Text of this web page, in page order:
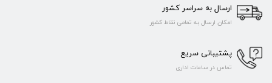
ارسال به سراسر کشور
امکان ارسال به تمامی نقاط کشور
پشتیبانی سریع
تماس در ساعات اداری